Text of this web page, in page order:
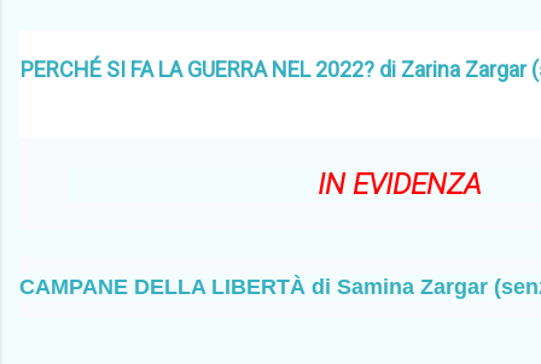
PERCHÉ SI FA LA GUERRA NEL 2022? di Zarina
IN EVIDENZA
CAMPANE DELLA LIBERTÀ di Samina Zargar